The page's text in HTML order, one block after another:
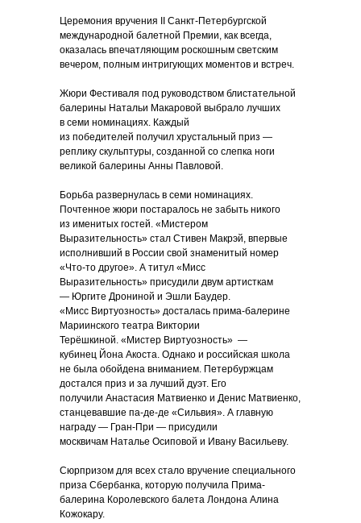
Церемония вручения II Санкт-Петербургской
международной балетной Премии, как всегда,
оказалась впечатляющим роскошным светским
вечером, полным интригующих моментов и встреч.
Жюри Фестиваля под руководством блистательной
балерины Натальи Макаровой выбрало лучших
в семи номинациях. Каждый
из победителей получил хрустальный приз —
реплику скульптуры, созданной со слепка ноги
великой балерины Анны Павловой.
Борьба развернулась в семи номинациях.
Почтенное жюри постаралось не забыть никого
из именитых гостей. «Мистером
Выразительность» стал Стивен Макрэй, впервые
исполнивший в России свой знаменитый номер
«Что-то другое». А титул «Мисс
Выразительность» присудили двум артисткам
— Юргите Дрониной и Эшли Баудер.
«Мисс Виртуозность» досталась прима-балерине
Мариинского театра Виктории
Терёшкиной. «Мистер Виртуозность» —
кубинец Йона Акоста. Однако и российская школа
не была обойдена вниманием. Петербуржцам
достался приз и за лучший дуэт. Его
получили Анастасия Матвиенко и Денис Матвиенко,
станцевавшие па-де-де «Сильвия». А главную
награду — Гран-При — присудили
москвичам Наталье Осиповой и Ивану Васильеву.
Сюрпризом для всех стало вручение специального
приза Сбербанка, которую получила Прима-
балерина Королевского балета Лондона Алина
Кожокару.